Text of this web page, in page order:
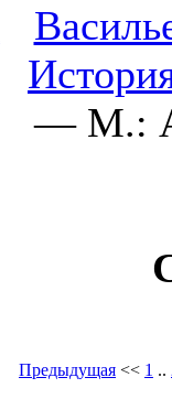
— М.:
Предыдущая << 1 ..